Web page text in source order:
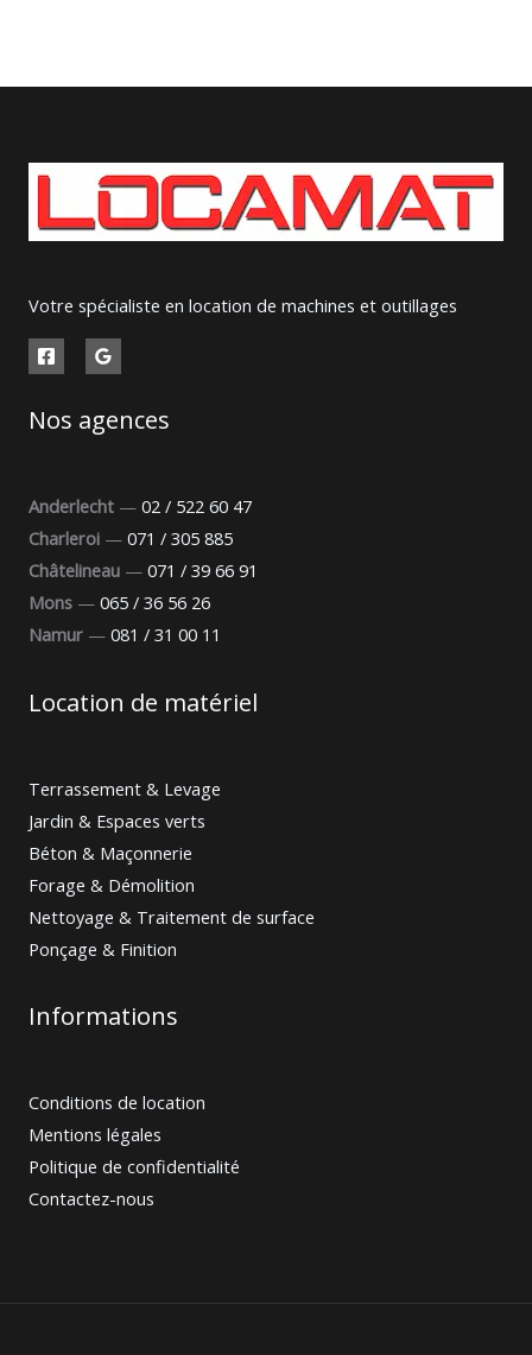
Votre spécialiste en location de machines et outillages
Nos agences
Anderlecht — 02 / 522 60 47
Charleroi — 071 / 305 885
Châtelineau — 071 / 39 66 91
Mons — 065 / 36 56 26
Namur — 081 / 31 00 11
Location de matériel
Terrassement & Levage
Jardin & Espaces verts
Béton & Maçonnerie
Forage & Démolition
Nettoyage & Traitement de surface
Ponçage & Finition
Informations
Conditions de location
Mentions légales
Politique de confidentialité
Contactez-nous